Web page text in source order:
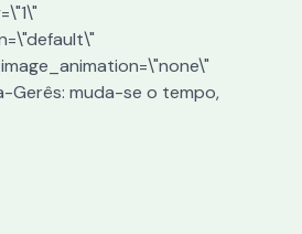
Gerês: muda-se o tempo,